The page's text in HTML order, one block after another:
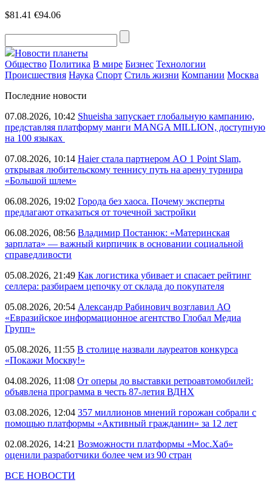
$81.41 €94.06
Новости планеты
Общество Политика В мире Бизнес Технологии
Происшествия Наука Спорт Стиль жизни Компании Москва
Последние новости
07.08.2026, 10:42 Shueisha запускает глобальную кампанию,
представляя платформу манги MANGA MILLION, доступную
на 100 языках
07.08.2026, 10:14 Haier стала партнером AO 1 Point Slam,
открывая любительскому теннису путь на арену турнира
«Большой шлем»
06.08.2026, 19:02 Города без хаоса. Почему эксперты
предлагают отказаться от точечной застройки
06.08.2026, 08:56 Владимир Постанюк: «Материнская
зарплата» — важный кирпичик в основании социальной
справедливости
05.08.2026, 21:49 Как логистика убивает и спасает рейтинг
селлера: разбираем цепочку от склада до покупателя
05.08.2026, 20:54 Александр Рабинович возглавил АО
«Евразийское информационное агентство Глобал Медиа
Групп»
05.08.2026, 11:55 В столице назвали лауреатов конкурса
«Покажи Москву!»
04.08.2026, 11:08 От оперы до выставки ретроавтомобилей:
объявлена программа в честь 87-летия ВДНХ
03.08.2026, 12:04 357 миллионов мнений горожан собрали с
помощью платформы «Активный гражданин» за 12 лет
02.08.2026, 14:21 Возможности платформы «Мос.Хаб»
оценили разработчики более чем из 90 стран
ВСЕ НОВОСТИ